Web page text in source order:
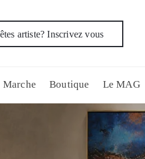
artiste? Inscrivez vous
Marche Boutique Le MAG